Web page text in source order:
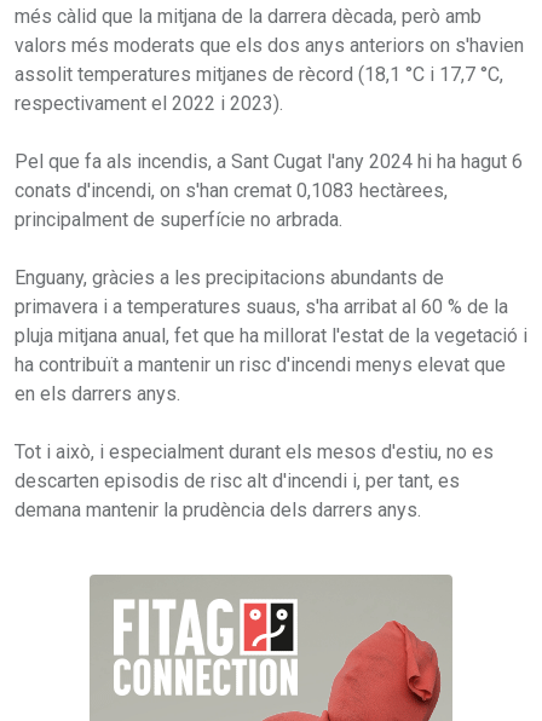
més càlid que la mitjana de la darrera dècada, però amb
valors més moderats que els dos anys anteriors on s'havien
assolit temperatures mitjanes de rècord (18,1 °C i 17,7 °C,
respectivament el 2022 i 2023).
Pel que fa als incendis, a Sant Cugat l'any 2024 hi ha hagut 6
conats d'incendi, on s'han cremat 0,1083 hectàrees,
principalment de superfície no arbrada.
Enguany, gràcies a les precipitacions abundants de
primavera i a temperatures suaus, s'ha arribat al 60 % de la
pluja mitjana anual, fet que ha millorat l'estat de la vegetació i
ha contribuït a mantenir un risc d'incendi menys elevat que
en els darrers anys.
Tot i això, i especialment durant els mesos d'estiu, no es
descarten episodis de risc alt d'incendi i, per tant, es
demana mantenir la prudència dels darrers anys.